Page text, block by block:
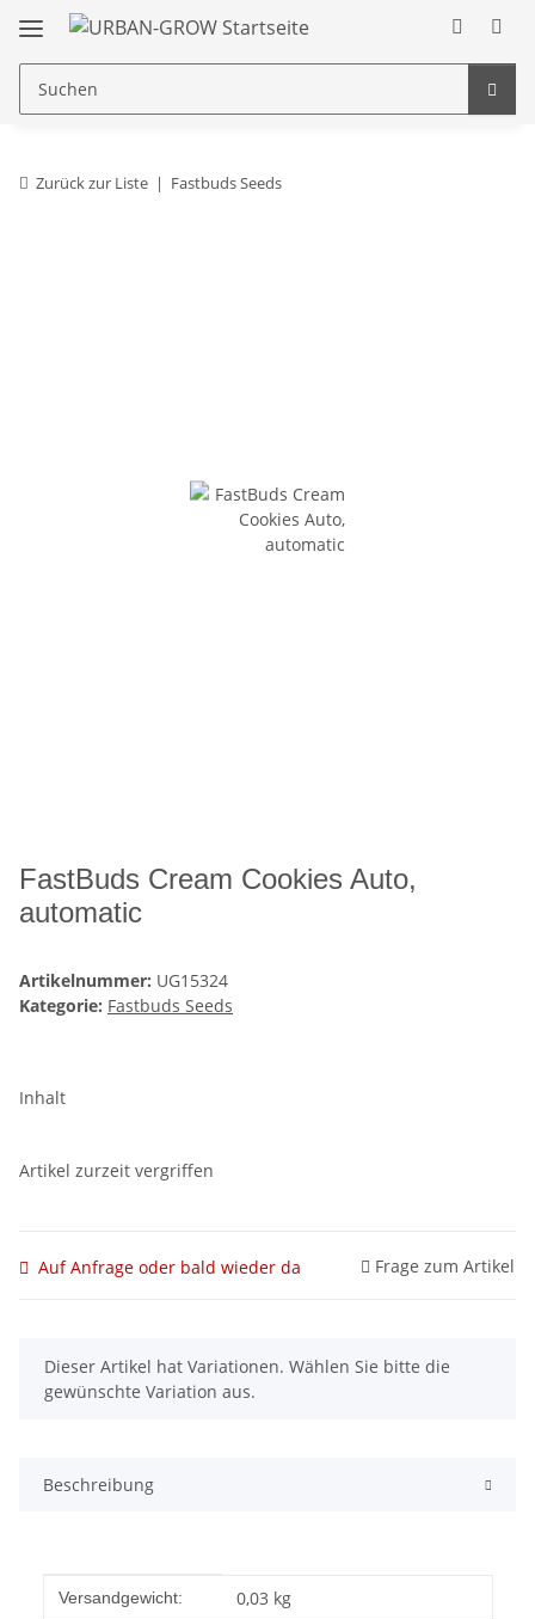
Zurück zur Liste Fastbuds Seeds
FastBuds Cream Cookies Auto,
automatic
Artikelnummer: UG15324
Kategorie: Fastbuds Seeds
Inhalt
Artikel zurzeit vergriffen
Auf Anfrage oder bald wieder da Frage zum Artikel
x
Dieser Artikel hat Variationen. Wählen Sie bitte die
gewünschte Variation aus.
Beschreibung
Produkteigenschaft
Wert
Versandgewicht: 0,03 kg